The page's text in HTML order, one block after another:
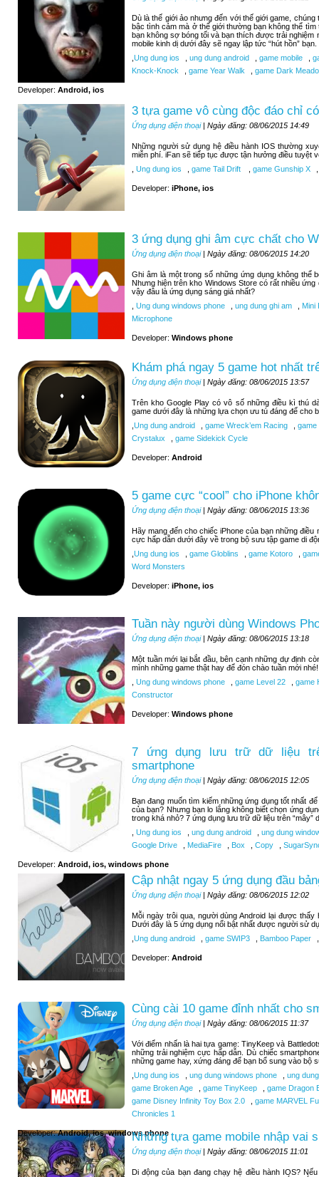
Dù là thế giới ảo nhưng đến với thế giới game,
bậc tình cảm mà ở thế giới thường bạn không thể
bạn không sợ bóng tối và bạn thích được trải
mobile kinh dị dưới đây sẽ ngay lập tức “hút hồn” bạn.
Ung dung ios ung dung android game mobile
Knock-Knock
game Year Walk game Dark
Developer: Android, ios
3 tựa game vô cùng độc đáo chỉ
Ứng dụng điện thoại| Ngày đăng: 08/06/2015 14:49
Những người sử dụng hệ điều hành IOS thường
miễn phí. iFan sẽ tiếp tục được tận hưởng điều tuyệt
Ung dung ios game Tail Drift game Gunship X
Developer: iPhone, ios
3 ứng dụng ghi âm cực chất cho
Ứng dụng điện thoại| Ngày đăng: 08/06/2015 14:20
Ghi âm là một trong số những ứng dụng không thể
Nhưng hiện trên kho Windows Store có rất nhiều
vậy đâu là ứng dụng sáng giá nhất?
Ung dung windows phone ung dung ghi am
Mini
Microphone
Developer: Windows phone
Khám phá ngay 5 game hot nhất
Ứng dụng điện thoại| Ngày đăng: 08/06/2015 13:57
Trên kho Google Play có vô số những điều kì thú
game dưới đây là những lựa chọn ưu tú đáng để cho
Ung dung android game Wreck’em Racing
game
Crystalux
game Sidekick Cycle
Developer: Android
5 game cực “cool” cho iPhone
Ứng dụng điện thoại| Ngày đăng: 08/06/2015 13:36
Hãy mang đến cho chiếc iPhone của bạn những
cực hấp dẫn dưới đây về trong bộ sưu tập game di
Ung dung ios game Globlins game Kotoro
Word Monsters
Developer: iPhone, ios
Tuần này người dùng Windows
Ứng dụng điện thoại| Ngày đăng: 08/06/2015 13:18
Một tuần mới lại bắt đầu, bên cạnh những dự định
mình những game thật hay để đón chào tuần mới nhé!
Ung dung windows phone game Level 22
game
Constructor
Developer: Windows phone
7 ứng dụng lưu trữ dữ liệu
smartphone
Ứng dụng điện thoại| Ngày đăng: 08/06/2015 12:05
Bạn đang muốn tìm kiếm những ứng dụng tốt nhất
của bạn? Nhưng bạn lo lắng không biết chọn ứng
trong khá nhỏ? 7 ứng dụng lưu trữ dữ liệu trên “mây”
Ung dung ios ung dung android
ung dung
Google Drive
MediaFire Box Copy
Developer: Android, ios, windows phone
Cập nhật ngay 5 ứng dụng đầu
Ứng dụng điện thoại| Ngày đăng: 08/06/2015 12:02
Mỗi ngày trôi qua, người dùng Android lại được
Dưới đây là 5 ứng dụng nổi bật nhất được người sử
Ung dung android game SWIP3 Bamboo Paper
Developer: Android
Cùng cài 10 game đỉnh nhất cho
Ứng dụng điện thoại| Ngày đăng: 08/06/2015 11:37
Với điểm nhấn là hai tựa game: TinyKeep và
những trải nghiệm cực hấp dẫn. Dù chiếc
những game hay, xứng đáng để bạn bổ sung vào bộ
Ung dung ios ung dung windows phone
ung
game Broken Age
game TinyKeep
game Dragon
game Disney Infinity Toy Box 2.0
game MARVEL
Chronicles 1
Developer:Android, ios, windows phoneNhững tựa game mobile nhập vai
Ứng dụng điện thoại| Ngày đăng: 08/06/2015 11:01
Di động của bạn đang chạy hệ điều hành IOS?